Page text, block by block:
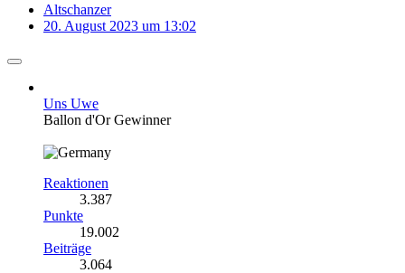
Altschanzer
20. August 2023 um 13:02
Uns Uwe
Ballon d'Or Gewinner
Reaktionen
3.387
Punkte
19.002
Beiträge
3.064